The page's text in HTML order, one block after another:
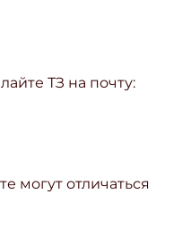
ТЗ на почту:
могут отличаться